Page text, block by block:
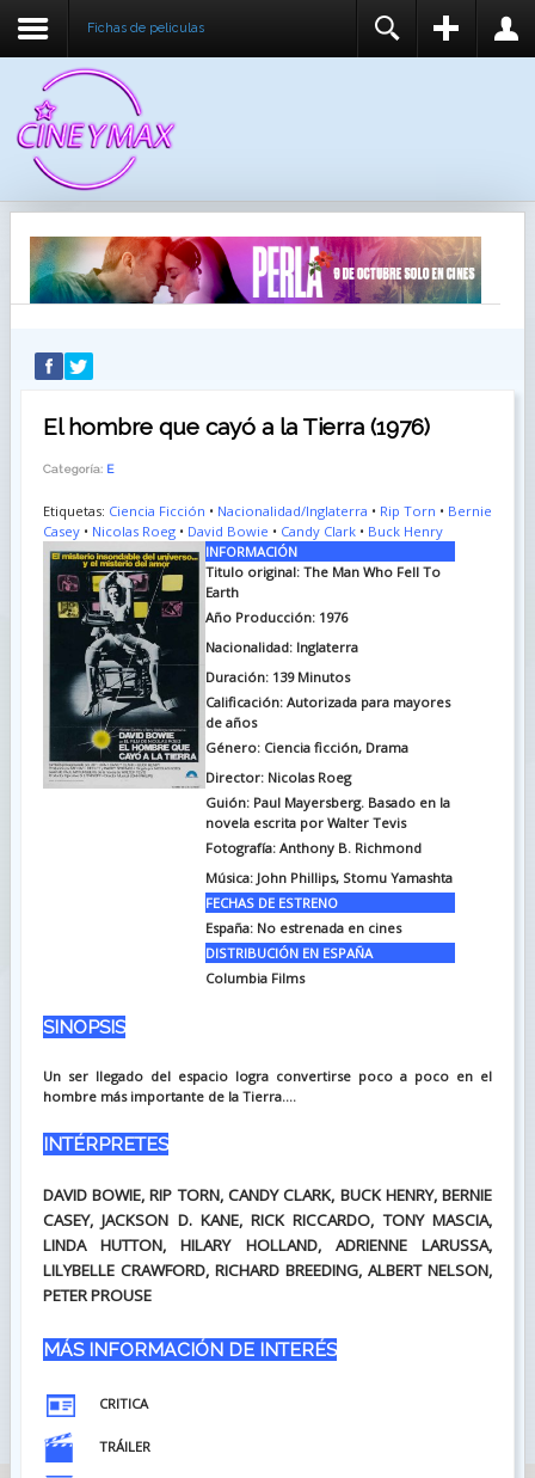
Fichas de peliculas
RECUÉRDEME
IDENTIFICARSE
REGISTER
El hombre que cayó a la Tierra (1976)
Categoría: E
Etiquetas: Ciencia Ficción • Nacionalidad/Inglaterra • Rip Torn • Bernie
Casey• Nicolas Roeg• David Bowie • Candy Clark• Buck Henry
INFORMACIÓN
Titulo original: The Man Who Fell To
Earth
Año Producción: 1976
Nacionalidad: Inglaterra
Duración: 139 Minutos
Calificación: Autorizada para mayores
de años
Género: Ciencia ficción, Drama
Director: Nicolas Roeg
Guión: Paul Mayersberg. Basado en la
novela escrita por Walter Tevis
Fotografía: Anthony B. Richmond
Música: John Phillips, Stomu Yamashta
FECHAS DE ESTRENO
España: No estrenada en cines
DISTRIBUCIÓN EN ESPAÑA
Columbia Films
SINOPSIS
Un ser llegado del espacio logra convertirse poco a poco en el
hombre más importante de la Tierra....
INTÉRPRETES
DAVID BOWIE, RIP TORN, CANDY CLARK, BUCK HENRY, BERNIE
CASEY, JACKSON D. KANE, RICK RICCARDO, TONY MASCIA,
LINDA HUTTON, HILARY HOLLAND, ADRIENNE LARUSSA,
LILYBELLE CRAWFORD, RICHARD BREEDING, ALBERT NELSON,
PETER PROUSE
MÁS INFORMACIÓN DE INTERÉS
CRITICA
TRÁILER